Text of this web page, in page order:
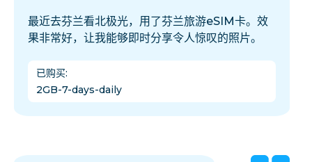
最近去芬兰看北极光，用了芬兰旅游eSIM卡。效
果非常好，让我能够即时分享令人惊叹的照片。
已购买:
2GB-7-days-daily